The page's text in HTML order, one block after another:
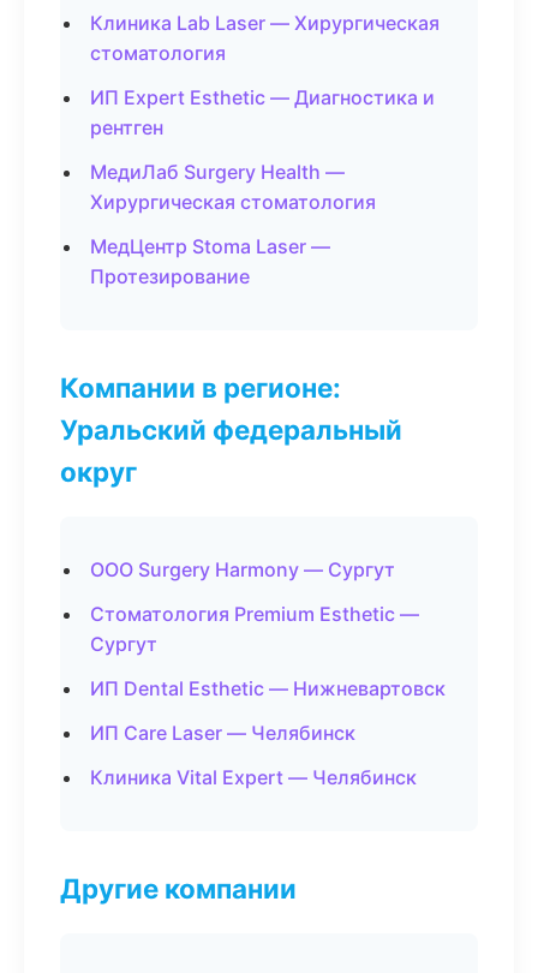
Клиника Lab Laser — Хирургическая
стоматология
ИП Expert Esthetic — Диагностика и
рентген
МедиЛаб Surgery Health —
Хирургическая стоматология
МедЦентр Stoma Laser —
Протезирование
Компании в регионе:
Уральский федеральный
округ
ООО Surgery Harmony — Сургут
Стоматология Premium Esthetic —
Сургут
ИП Dental Esthetic — Нижневартовск
ИП Care Laser — Челябинск
Клиника Vital Expert — Челябинск
Другие компании